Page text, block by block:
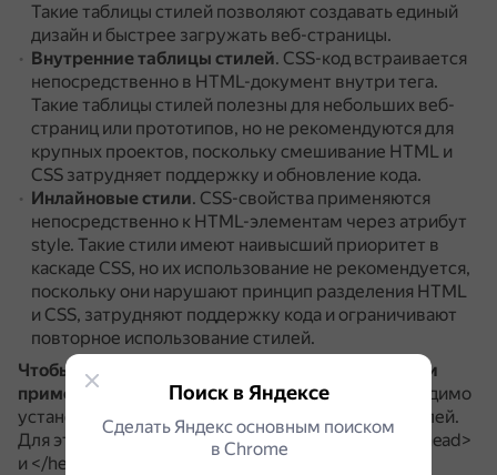
Такие таблицы стилей позволяют создавать единый
дизайн и быстрее загружать веб-страницы.
Внутренние таблицы стилей. CSS-код встраивается
непосредственно в HTML-документ внутри тега.
Такие таблицы стилей полезны для небольших веб-
страниц или прототипов, но не рекомендуются для
крупных проектов, поскольку смешивание HTML и
CSS затрудняет поддержку и обновление кода.
Инлайновые стили. CSS-свойства применяются
непосредственно к HTML-элементам через атрибут
style. Такие стили имеют наивысший приоритет в
каскаде CSS, но их использование не рекомендуется,
поскольку они нарушают принцип разделения HTML
и CSS, затрудняют поддержку кода и ограничивают
повторное использование стилей.
Чтобы веб-страница «увидела» таблицу стилей и
применила свойства к HTML-элементам
, необходимо
установить связку между файлом и таблицей стилей.
Для этого нужно открыть файл и между тегами <head>
и </head> вставить конструкцию, например: <link
Поиск в Яндексе
Сделать Яндекс основным поиском
в Сhrome